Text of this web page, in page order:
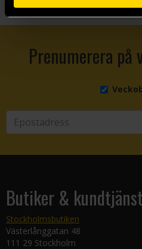
Prenumerera
Butiker & kundtjänst
Stockholmsbutiken
Västerlånggatan 48
111 29 Stockholm